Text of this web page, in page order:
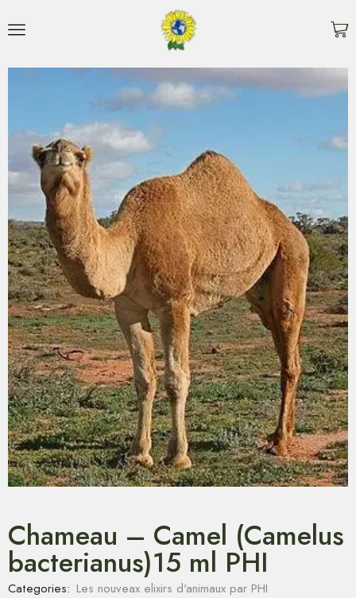
Chameau – Camel (Camelus
bacterianus)15 ml PHI
Categories: Les nouveax elixirs d'animaux par PHI